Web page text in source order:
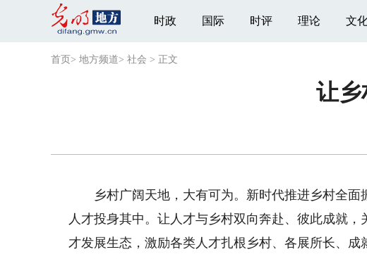
时政 国际 时评 理论 文
首页 > 地方频道> 社会 > 正文
让乡
乡村广阔天地，大有可为。新时代推进乡村全面
人才投身其中。让人才与乡村双向奔赴、彼此成就
才发展生态，激励各类人才扎根乡村、各展所长、